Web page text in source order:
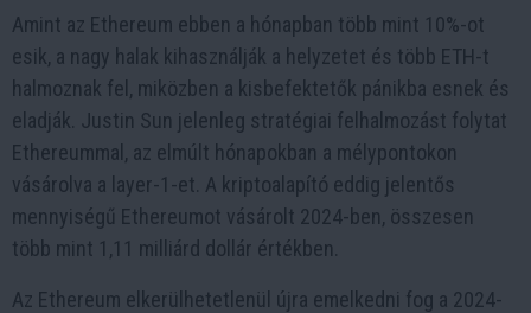
Amint az Ethereum ebben a hónapban több mint 10%-ot
esik, a nagy halak kihasználják a helyzetet és több ETH-t
halmoznak fel, miközben a kisbefektetők pánikba esnek és
eladják. Justin Sun jelenleg stratégiai felhalmozást folytat
Ethereummal, az elmúlt hónapokban a mélypontokon
vásárolva a layer-1-et. A kriptoalapító eddig jelentős
mennyiségű Ethereumot vásárolt 2024-ben, összesen
több mint 1,11 milliárd dollár értékben.
Az Ethereum elkerülhetetlenül újra emelkedni fog a 2024-